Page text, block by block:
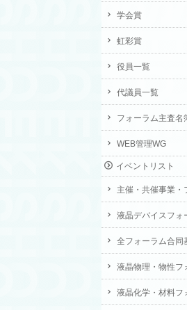
学会賞
虹彩賞
役員一覧
代議員一覧
フォーラム主査名
WEB管理WG
イベントリスト
主催・共催事業・
液晶デバイスフォ
全フォーラム合同
液晶物理・物性フ
液晶化学・材料フ